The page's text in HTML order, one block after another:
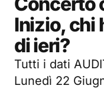
Inizio, chi
di ieri?
Tutti i dati
Lunedì 22